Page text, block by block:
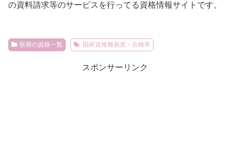
の資料請求等のサービスを行ってる資格情報サイトです。
医療の資格一覧 国家資格難易度・合格率
スポンサーリンク